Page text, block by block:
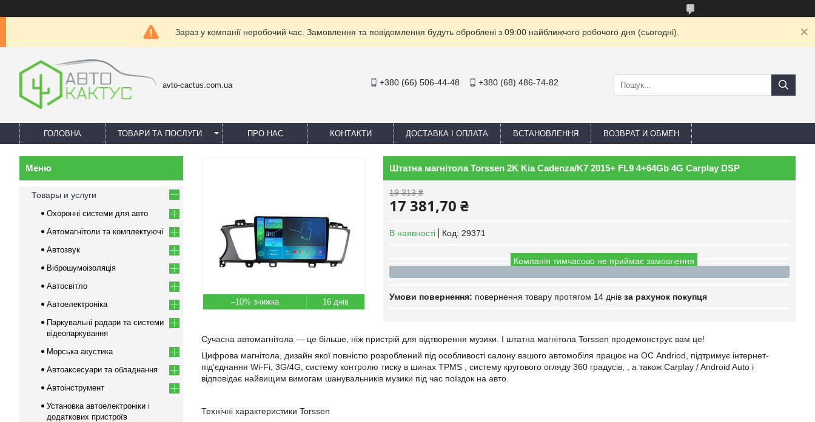
Зараз у компанії неробочий час. Замовлення та повідомлення будуть оброблені з 09:00 найближчого робочого дня (сьогодні).
avto-cactus.com.ua +380 (66) 506-44-48 +380 (68) 486-74-82
ГОЛОВНА ТОВАРИ ТА ПОСЛУГИ ПРО НАС КОНТАКТИ ДОСТАВКА І ОПЛАТА ВСТАНОВЛЕННЯ ВОЗВРАТ И ОБМЕН
–10% 16 днів
Штатна магнітола Torssen 2K Kia Cadenza/K7 2015+ FL9 4+64Gb 4G Carplay DSP
19 313 ₴
17 381,70 ₴
В наявності Код: 29371
Компанія тимчасово не приймає замовлення
повернення товару протягом 14 днів за рахунок покупця
Сучасна автомагнітола — це більше, ніж пристрій для відтворення музики. І штатна магнітола Torssen продемонструє вам це!
Цифрова магнітола, дизайн якої повністю розроблений під особливості салону вашого автомобіля працює на ОС Andriod, підтримує інтернет-
під'єднання Wi-Fi, 3G/4G, систему контролю тиску в шинах TPMS систему кругового огляду 360 градусів, , а також Carplay /Android Auto і
відповідає найвищим вимогам шанувальників музики під час поїздок на авто.
Технічні характеристики Torssen
Товары и услуги
Охоронні системи для авто
Автомагнітоли та комплектуючі
Автозвук
Віброшумоізоляція
Автосвітло
Автоелектроніка
Паркувальні радари та системи
відеопаркування
Морська акустика
Автоаксесуари та обладнання
Автоінструмент
Установка автоелектроніки і
додаткових пристроїв